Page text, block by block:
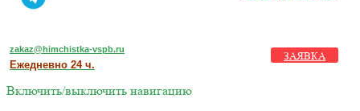
zakaz@himchistka-vspb.ru
Ежедневно 24 ч.
ЗАЯВКА
Включить/выключить навигацию